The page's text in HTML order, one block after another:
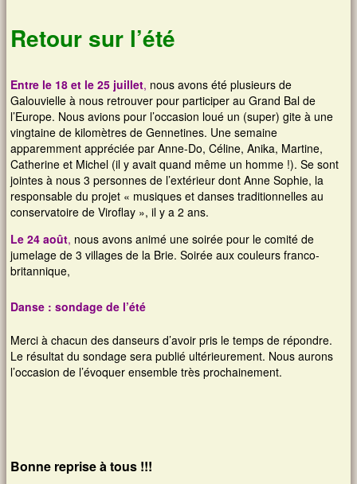
Retour sur l’été
Entre le 18 et le 25 juillet, nous avons été plusieurs de
Galouvielle à nous retrouver pour participer au Grand Bal de
l’Europe. Nous avions pour l’occasion loué un (super) gite à une
vingtaine de kilomètres de Gennetines. Une semaine
apparemment appréciée par Anne-Do, Céline, Anika, Martine,
Catherine et Michel (il y avait quand même un homme !). Se sont
jointes à nous 3 personnes de l’extérieur dont Anne Sophie, la
responsable du projet « musiques et danses traditionnelles au
conservatoire de Viroflay », il y a 2 ans.
Le 24 août, nous avons animé une soirée pour le comité de
jumelage de 3 villages de la Brie. Soirée aux couleurs franco-
britannique,
Danse : sondage de l’été
Merci à chacun des danseurs d’avoir pris le temps de répondre.
Le résultat du sondage sera publié ultérieurement. Nous aurons
l’occasion de l’évoquer ensemble très prochainement.
Bonne reprise à tous !!!